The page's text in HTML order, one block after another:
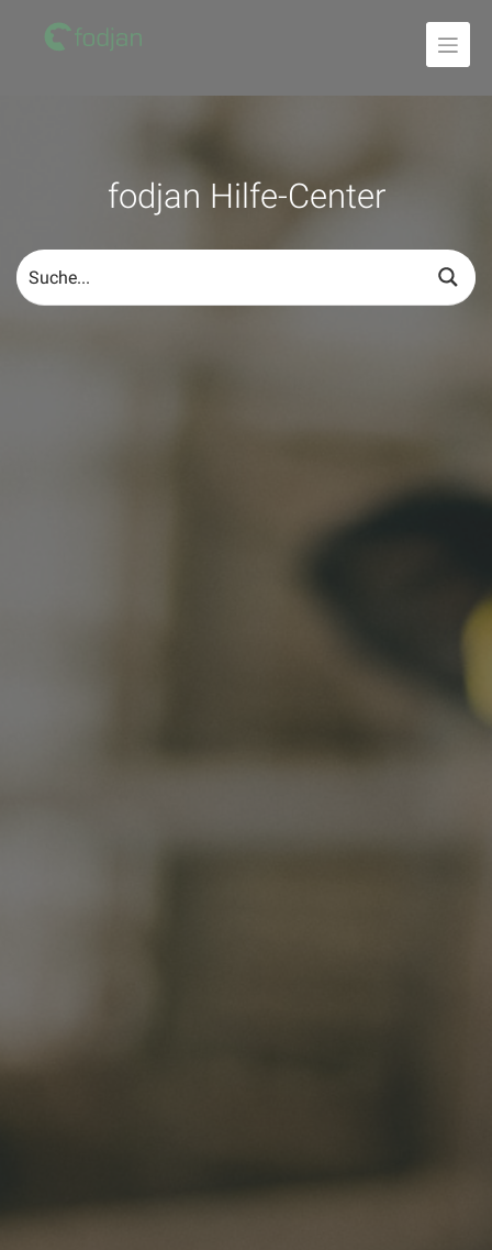
fodjan Hilfe-Center